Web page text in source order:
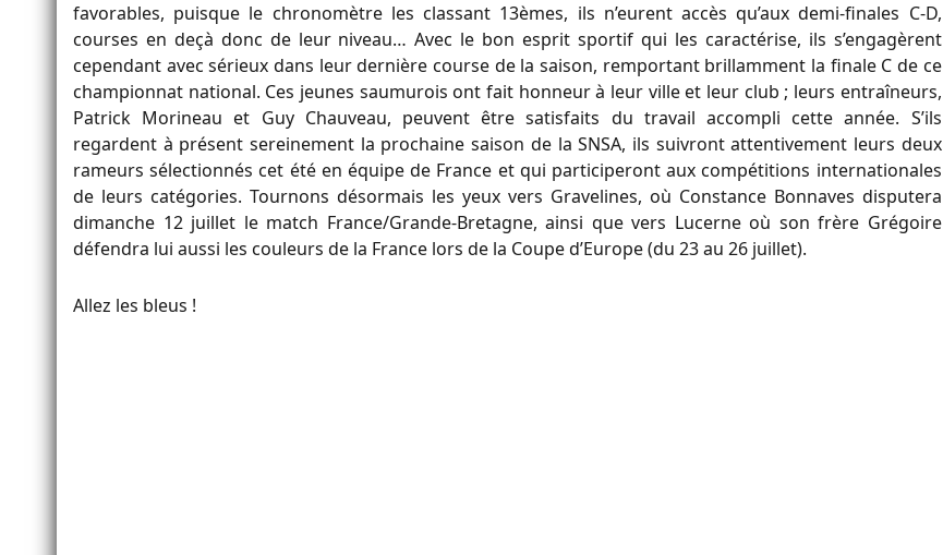
favorables, puisque le chronomètre les classant 13èmes, ils n’eurent accès qu’aux demi-finales C-D,
courses en deçà donc de leur niveau… Avec le bon esprit sportif qui les caractérise, ils s’engagèrent
cependant avec sérieux dans leur dernière course de la saison, remportant brillamment la finale C de ce
championnat national. Ces jeunes saumurois ont fait honneur à leur ville et leur club ; leurs entraîneurs,
Patrick Morineau et Guy Chauveau, peuvent être satisfaits du travail accompli cette année. S’ils
regardent à présent sereinement la prochaine saison de la SNSA, ils suivront attentivement leurs deux
rameurs sélectionnés cet été en équipe de France et qui participeront aux compétitions internationales
de leurs catégories. Tournons désormais les yeux vers Gravelines, où Constance Bonnaves disputera
dimanche 12 juillet le match France/Grande-Bretagne, ainsi que vers Lucerne où son frère Grégoire
défendra lui aussi les couleurs de la France lors de la Coupe d’Europe (du 23 au 26 juillet).
Allez les bleus !